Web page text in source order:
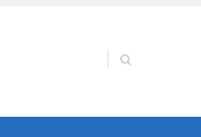
Pular para o conteúdo